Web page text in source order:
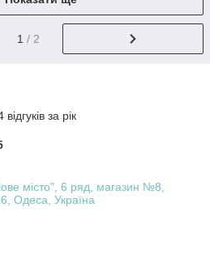
1 / 2
за рік
місто", 6 ряд, магазин №8,
Одеса, Україна